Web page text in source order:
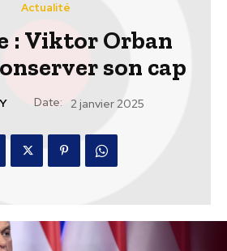
Actualité
: Viktor Orban
son cap
Date: 2 janvier 2025